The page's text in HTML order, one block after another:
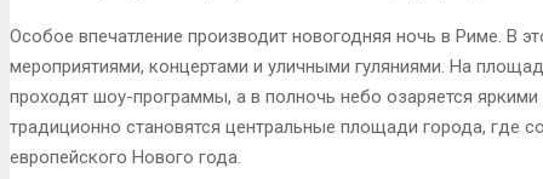
Особое впечатление производит новогодняя ночь в Риме. В
мероприятиями, концертами и уличными гуляниями. На
проходят шоу-программы, а в полночь небо озаряется
традиционно становятся центральные площади города, где
европейского Нового года.